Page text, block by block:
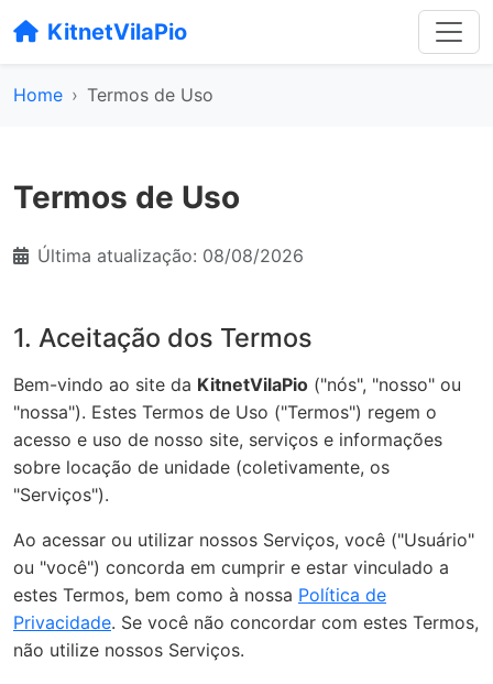
KitnetVilaPio
Home Termos de Uso
Termos de Uso
Última atualização: 08/08/2026
1. Aceitação dos Termos
Bem-vindo ao site da KitnetVilaPio ("nós", "nosso" ou
"nossa"). Estes Termos de Uso ("Termos") regem o
acesso e uso de nosso site, serviços e informações
sobre locação de unidade (coletivamente, os
"Serviços").
Ao acessar ou utilizar nossos Serviços, você ("Usuário"
ou "você") concorda em cumprir e estar vinculado a
estes Termos, bem como à nossa Política de
Privacidade. Se você não concordar com estes Termos,
não utilize nossos Serviços.